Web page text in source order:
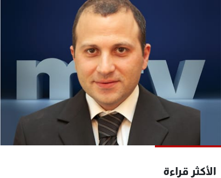
الأكثر قراءة
جدول البرامج
شاهد البرامج
الترددات
وظائف
تواصل معنا
شروط الإسـتخدام